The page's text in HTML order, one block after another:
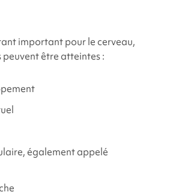
important pour le cerveau,
être atteintes :
également appelé